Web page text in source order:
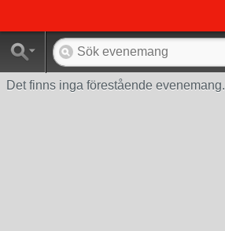
Det finns inga förestående evenemang.